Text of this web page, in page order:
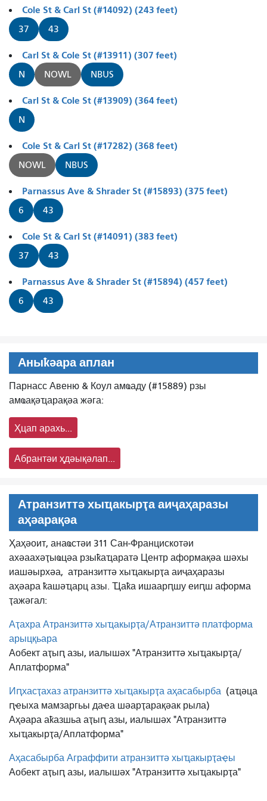
Cole St & Carl St (#14092) (243 feet)
37 43
Carl St & Cole St (#13911) (307 feet)
N NOWL NBUS
Carl St & Cole St (#13909) (364 feet)
N
Cole St & Carl St (#17282) (368 feet)
NOWL NBUS
Parnassus Ave & Shrader St (#15893) (375 feet)
6 43
Cole St & Carl St (#14091) (383 feet)
37 43
Parnassus Ave & Shrader St (#15894) (457 feet)
6 43
Аныҟәара аплан
Парнасс Авеню & Коул амҩаду (#15889) рзы
амҩақәҵарақәа жәга:
Ҳцап арахь...
Абрантәи ҳдәықәлап...
Атранзиттә хыҵакырҭа аиҷаҳаразы
аҳәарақәа
Ҳаҳәоит, анаҩстәи 311 Сан-Францискотәи
ахәаахәҭыҩцәа рзыҟаҵаратә Центр аформақәа шәхы
иашәырхәа, атранзиттә хыҵакырҭа аиҷаҳаразы
аҳәара ҟашәҵарц азы. Ҵаҟа ишаарԥшу еиԥш аформа
ҭажәгал:
Аҭахра Атранзиттә хыҵакырҭа/Атранзиттә платформа
арыцқьара
Аобект аҭыԥ азы, иалышәх "Атранзиттә хыҵакырҭа/
Аплатформа"
Иԥхасҭахаз атранзиттә хыҵакырҭа аҳасабырба (аҵәца
ԥҽыха мамзаргьы даҽа шәарҭарақәак рыла)
Аҳәара аҟазшьа аҭыԥ азы, иалышәх "Атранзиттә
хыҵакырҭа/Аплатформа"
Аҳасабырба Аграффити атранзиттә хыҵакырҭаҿы
Аобект аҭыԥ азы, иалышәх "Атранзиттә хыҵакырҭа"